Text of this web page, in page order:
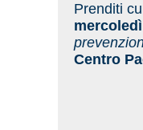
Prenditi
Centro